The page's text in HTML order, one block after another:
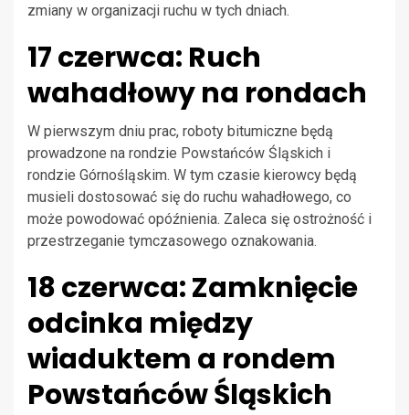
zmiany w organizacji ruchu w tych dniach.
17 czerwca: Ruch
wahadłowy na rondach
W pierwszym dniu prac, roboty bitumiczne będą
prowadzone na rondzie Powstańców Śląskich i
rondzie Górnośląskim. W tym czasie kierowcy będą
musieli dostosować się do ruchu wahadłowego, co
może powodować opóźnienia. Zaleca się ostrożność i
przestrzeganie tymczasowego oznakowania.
18 czerwca: Zamknięcie
odcinka między
wiaduktem a rondem
Powstańców Śląskich